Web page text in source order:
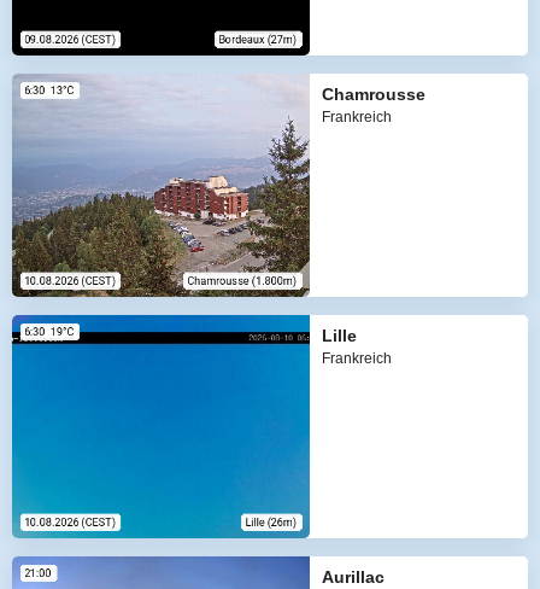
Chamrousse
Frankreich
Lille
Frankreich
Aurillac